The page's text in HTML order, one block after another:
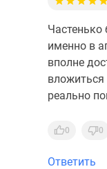
именно в
вполне
вложиться
реально
0 0
Ответить